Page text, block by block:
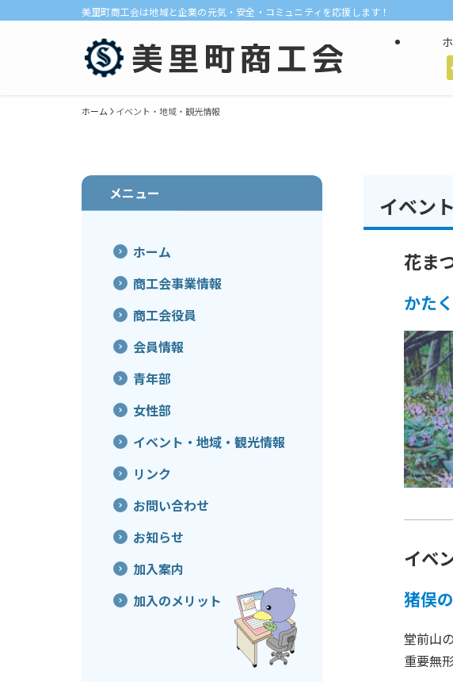
美里町商工会は地域と企業の元気・安全・コミュニティを応援します！
ホーム イベント・地域・観光情報
イベン
花ま
かた
イベ
猪俣
堂前山
重要無
メニュー
ホーム
商工会事業情報
商工会役員
会員情報
青年部
女性部
イベント・地域・観光情報
リンク
お問い合わせ
お知らせ
加入案内
加入のメリット